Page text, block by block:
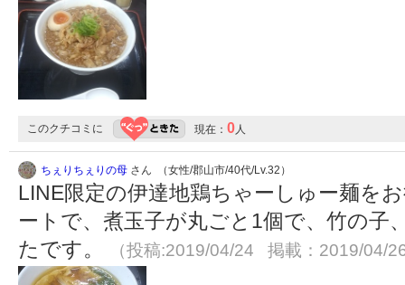
このクチコミに 現在： 0人
ちぇりちぇりの母 さん （女性/郡山市/40代/Lv.32）
LINE限定の伊達地鶏ちゃーしゅー麺を
ートで、煮玉子が丸ごと1個で、竹の子
たです。
（投稿:2019/04/24 掲載：2019/04/